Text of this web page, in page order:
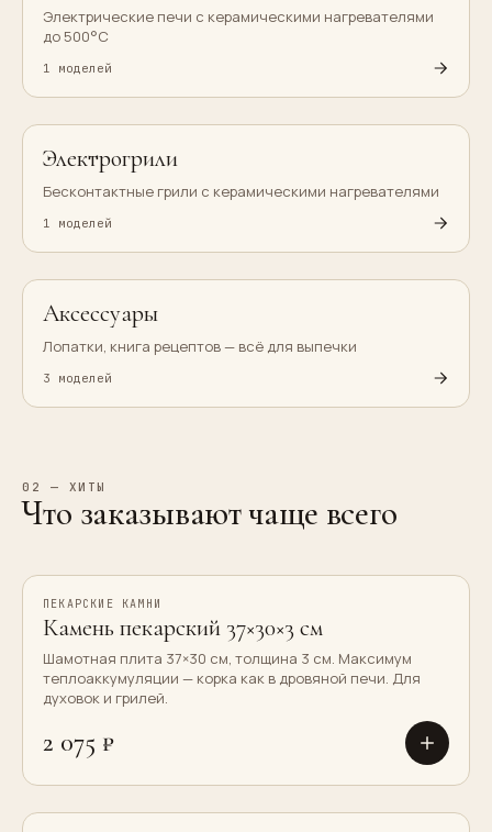
Электрические печи с керамическими нагревателями
до 500°C
1 моделей
Электрогрили
Бесконтактные грили с керамическими нагревателями
1 моделей
Аксессуары
Лопатки, книга рецептов — всё для выпечки
3 моделей
02 — ХИТЫ
Что заказывают чаще всего
Хит
ПЕКАРСКИЕ КАМНИ
Камень пекарский 37×30×3 см
Шамотная плита 37×30 см, толщина 3 см. Максимум
теплоаккумуляции — корка как в дровяной печи. Для
духовок и грилей.
2 075 ₽